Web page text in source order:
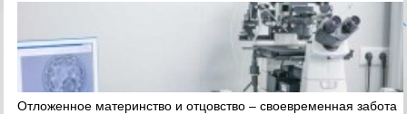
Отложенное материнство и отцовство – своевременная забота